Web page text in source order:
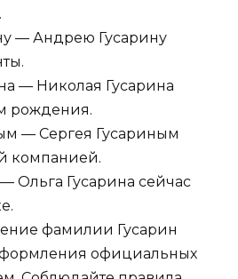
— Андрею Гусарину
— Николая Гусарина
рождения.
— Сергея Гусариным
компанией.
Ольга Гусарина сейчас
фамилии Гусарин
официальных